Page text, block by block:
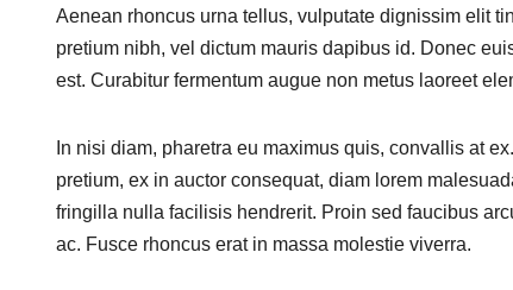
Aenean rhoncus urna tellus, vulputate dignissim elit
pretium nibh, vel dictum mauris dapibus id. Donec
est. Curabitur fermentum augue non metus laoreet
In nisi diam, pharetra eu maximus quis, convallis at
pretium, ex in auctor consequat, diam lorem
fringilla nulla facilisis hendrerit. Proin sed faucibus
ac. Fusce rhoncus erat in massa molestie viverra.